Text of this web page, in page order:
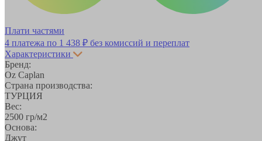
Плати частями
4 платежа по 1 438 ₽ без комиссий и переплат
Характеристики
Бренд:
Oz Caplan
Страна производства:
ТУРЦИЯ
Вес:
2500 гр/м2
Основа:
Джут